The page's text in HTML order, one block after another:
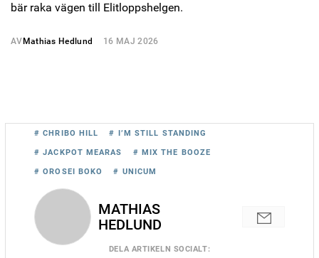
bär raka vägen till Elitloppshelgen.
AV Mathias Hedlund 16 MAJ 2026
# CHRIBO HILL # I’M STILL STANDING
# JACKPOT MEARAS # MIX THE BOOZE
# OROSEI BOKO # UNICUM
MATHIAS
HEDLUND
DELA ARTIKELN SOCIALT: